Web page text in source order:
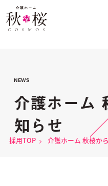
NEWS
介護ホーム
知らせ
採用TOP 介護ホーム 秋桜か